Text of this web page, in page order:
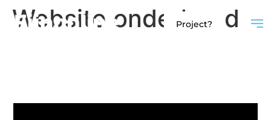
Project?
Website onderhoud